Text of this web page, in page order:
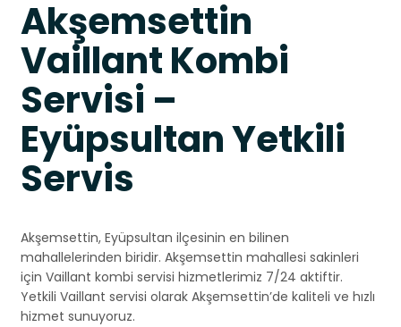
Akşemsettin
Vaillant Kombi
Servisi –
Eyüpsultan Yetkili
Servis
Akşemsettin, Eyüpsultan ilçesinin en bilinen
mahallelerinden biridir. Akşemsettin mahallesi sakinleri
için Vaillant kombi servisi hizmetlerimiz 7/24 aktiftir.
Yetkili Vaillant servisi olarak Akşemsettin’de kaliteli ve hızlı
hizmet sunuyoruz.